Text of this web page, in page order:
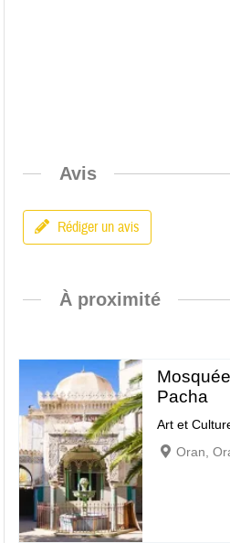
Avis
Rédiger un avis
À proximité
Pacha
Art et
Oran,